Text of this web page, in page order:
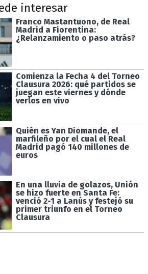
interesar
Franco Mastantuono, de Real
Madrid a Fiorentina:
¿Relanzamiento o paso atrás?
Comienza la Fecha 4 del Torneo
Clausura 2026: qué partidos se
juegan este viernes y dónde
verlos en vivo
Quién es Yan Diomande, el
marfileño por el cual el Real
Madrid pagó 140 millones de
euros
En una lluvia de golazos, Unión
se hizo fuerte en Santa Fe:
venció 2-1 a Lanús y festejó su
primer triunfo en el Torneo
Clausura